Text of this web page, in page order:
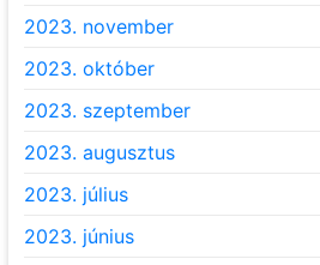
2023. november
2023. október
2023. szeptember
2023. augusztus
2023. július
2023. június